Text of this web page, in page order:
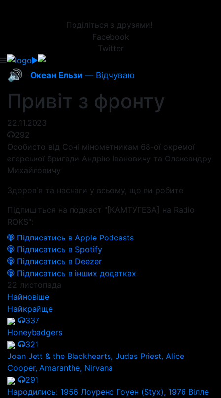
Поділіться з друзями!
Facebook
Twitter
🔊 Океан Ельзи — Вiдчуваю
Привіт з фронту
22.11.2023
292
Особисто від Соні мінометникам 68-ої окремої
єгерської бригади Андрію Івановичу та Олександру
Михайловичу
Здоров'я та наснаги у всьому, що ви робите!
Підпишіться на подкаст "[КАМТУГЕЗА] на Radio
ROKS":
Підписатись в Apple Podcasts
Підписатись в Spotify
Підписатись в Deezer
Підписатись в інших додатках
22 листопада
Найновіше
Найкрайще
337
Honeybadgers
321
Joan Jett & the Blackhearts, Judas Priest, Alice
Cooper, Amaranthe, Nirvana
291
Народились: 1956 Лоуренс Гоуен (Styx), 1976 Вілле